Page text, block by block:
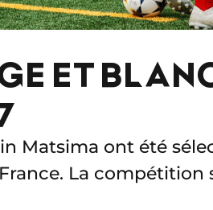
ET
Matsima ont été
La